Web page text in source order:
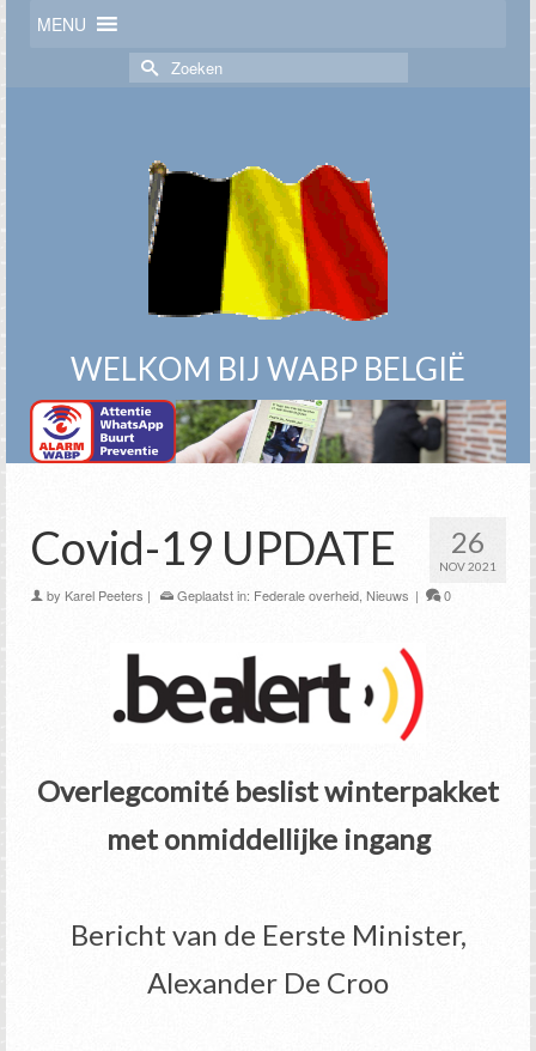
MENU
Zoek
naar:
WELKOM BIJ WABP BELGIË
26
NOV 2021
Covid-19 UPDATE
by Karel Peeters | Geplaatst in: Federale overheid, Nieuws | 0
Overlegcomité beslist winterpakket
met onmiddellijke ingang
Bericht van de Eerste Minister,
Alexander De Croo